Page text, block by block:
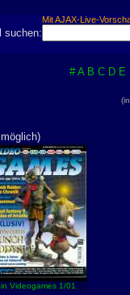
Mit AJAX-Live-
suchen:
# A B C D E
in Videogames 1/01